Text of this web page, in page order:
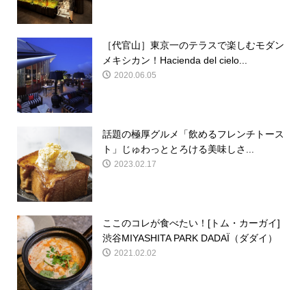
［代官山］東京一のテラスで楽しむモダン
メキシカン！Hacienda del cielo...
2020.06.05
話題の極厚グルメ「飲めるフレンチトース
ト」じゅわっととろける美味しさ...
2023.02.17
ここのコレが食べたい！[トム・カーガイ]
渋谷MIYASHITA PARK DADAÏ（ダダイ）
2021.02.02